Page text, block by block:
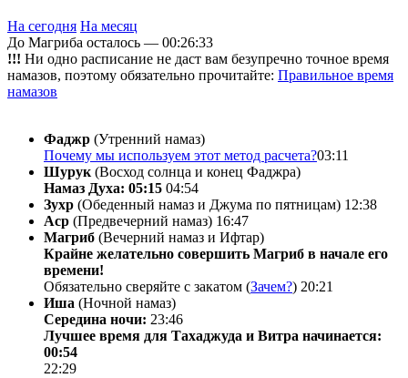
На сегодня На месяц
До Магриба осталось — 00:26:33
!!! Ни одно расписание не даст вам безупречно точное время
намазов, поэтому обязательно прочитайте: Правильное время
намазов
Фаджр (Утренний намаз)
Почему мы используем этот метод расчета?03:11
Шурук (Восход солнца и конец Фаджра)
Намаз Духа: 05:15 04:54
Зухр (Обеденный намаз и Джума по пятницам) 12:38
Аср (Предвечерний намаз) 16:47
Магриб (Вечерний намаз и Ифтар)
Крайне желательно совершить Магриб в начале его
времени!
Обязательно сверяйте с закатом (Зачем?) 20:21
Иша (Ночной намаз)
Середина ночи: 23:46
Лучшее время для Тахаджуда и Витра начинается:
00:54
22:29